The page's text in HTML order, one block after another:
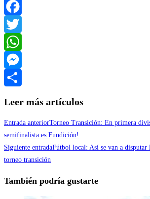
Facebook
Twitter
WhatsApp
Messenger
Leer más artículos
Entrada anteriorTorneo Transición: En primera
semifinalista es Fundición!
Siguiente entradaFútbol local: Así se van a disputar
torneo transición
También podría gustarte